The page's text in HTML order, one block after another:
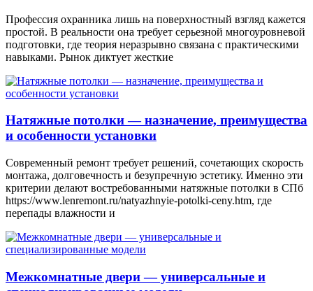
Профессия охранника лишь на поверхностный взгляд кажется
простой. В реальности она требует серьезной многоуровневой
подготовки, где теория неразрывно связана с практическими
навыками. Рынок диктует жесткие
Натяжные потолки — назначение, преимущества
и особенности установки
Современный ремонт требует решений, сочетающих скорость
монтажа, долговечность и безупречную эстетику. Именно эти
критерии делают востребованными натяжные потолки в СПб
https://www.lenremont.ru/natyazhnyie-potolki-ceny.htm, где
перепады влажности и
Межкомнатные двери — универсальные и